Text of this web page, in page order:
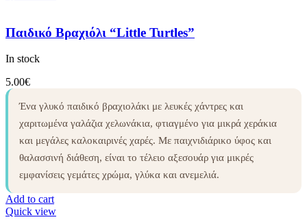
Παιδικό Βραχιόλι “Little Turtles”
In stock
5.00€
Ένα γλυκό παιδικό βραχιολάκι με λευκές χάντρες και
χαριτωμένα γαλάζια χελωνάκια, φτιαγμένο για μικρά χεράκια
και μεγάλες καλοκαιρινές χαρές. Με παιχνιδιάρικο ύφος και
θαλασσινή διάθεση, είναι το τέλειο αξεσουάρ για μικρές
εμφανίσεις γεμάτες χρώμα, γλύκα και ανεμελιά.
Add to cart
Quick view